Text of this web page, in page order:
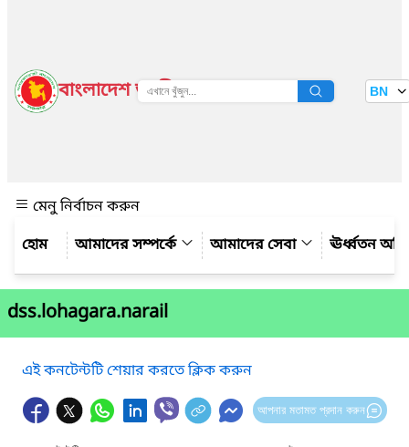
বাংলাদেশ জাতীয় তথ্য বাতায়ন BN
মেনু নির্বাচন করুন
আমাদের সম্পর্কে
আমাদের সেবা ঊর্ধ্বতন
dss.lohagara.narail
এই কনটেন্টটি শেয়ার করতে ক্লিক করুন
আপনার মতামত প্রদান করুন